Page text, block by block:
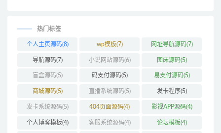
热门标签
个人主页源码(8) wp模板(7) 网址导航源码(7)
导航源码(7) 小说网站源码(6) 图床源码(5)
盲盒源码(5) 码支付源码(5) 易支付源码(5)
商城源码(5) 直播系统源码(5) 发卡程序(5)
发卡系统源码(5) 404页面源码(4) 影视APP源码(4)
个人博客模板(4) 客服系统源码(4) 论坛模板(4)